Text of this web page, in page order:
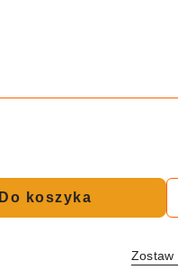
Do koszyka
Zostaw